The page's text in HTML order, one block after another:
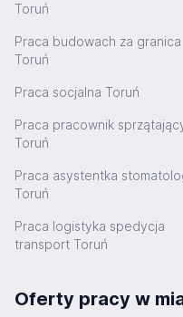
Toruń
Praca budowach za granica
Toruń
Praca socjalna Toruń
Praca pracownik
Toruń
Praca asystentka
Toruń
Praca logistyka spedycja
transport Toruń
Oferty pracy w